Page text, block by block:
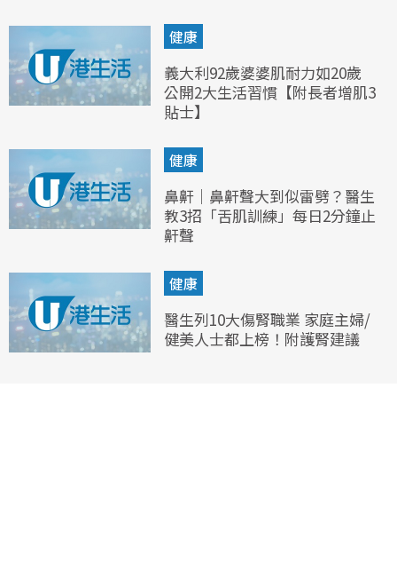
健康
義大利92歲婆婆肌耐力如20歲
公開2大生活習慣【附長者增肌3
貼士】
健康
鼻鼾｜鼻鼾聲大到似雷劈？醫生
教3招「舌肌訓練」每日2分鐘止
鼾聲
健康
醫生列10大傷腎職業 家庭主婦/
健美人士都上榜！附護腎建議